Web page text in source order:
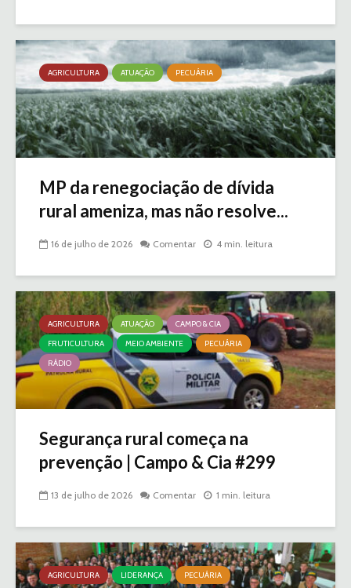
AGRICULTURA ATUAÇÃO PECUÁRIA
MP da renegociação de dívida
rural ameniza, mas não resolve...
16 de julho de 2026 Comentar 4 min. leitura
AGRICULTURA ATUAÇÃO
CAMPO & CIA
FRUTICULTURA
MEIO AMBIENTE
PECUÁRIA
RÁDIO
Segurança rural começa na
prevenção | Campo & Cia #299
13 de julho de 2026 Comentar 1 min. leitura
AGRICULTURA LIDERANÇA PECUÁRIA